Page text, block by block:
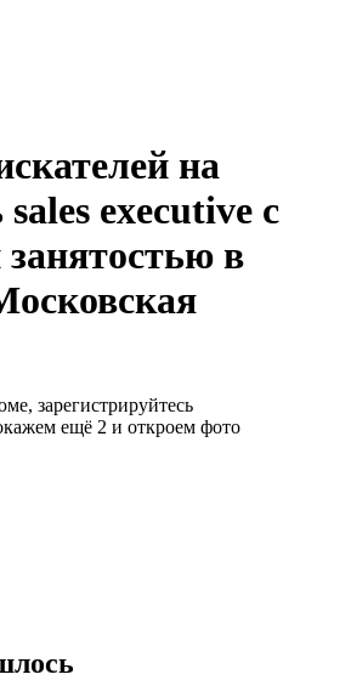
на
executive с
в
зарегистрируйтесь
ещё 2 и откроем фото